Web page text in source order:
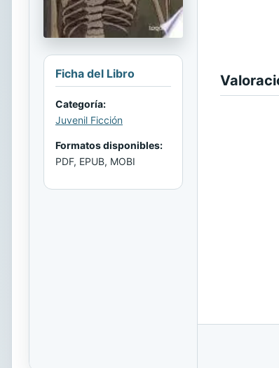
Ficha del Libro
Categoría:
Juvenil Ficción
Formatos disponibles:
PDF, EPUB, MOBI